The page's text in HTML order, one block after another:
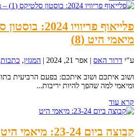
מיאמי היט (8)
ע"י דרור האס | אפר 21, 2024 | המגזין, כתבות
ומיאמי למה שהפך להיות יריבות...
קרא עוד
קבוצה ביום 23-24: מיאמי היט